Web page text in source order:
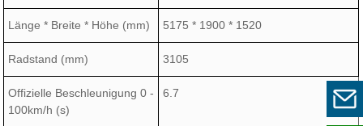
Länge * Breite * Höhe (mm) 5175 * 1900 * 1520
Radstand (mm) 3105
Offizielle Beschleunigung 0 -
100km/h (s)
6.7